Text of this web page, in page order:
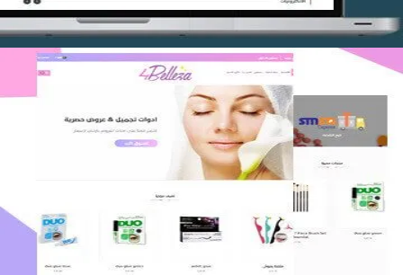
اعادة تصميم متجر فوربليزا
التفاصيل